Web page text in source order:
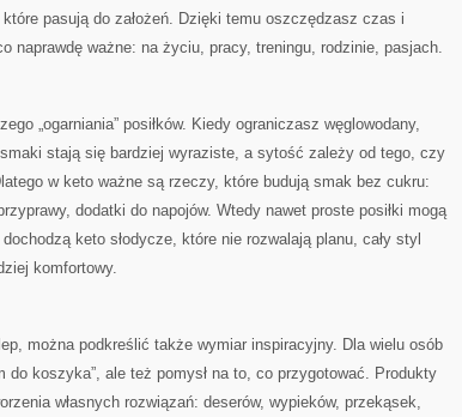
pasują do założeń. Dzięki temu oszczędzasz czas i
naprawdę ważne: na życiu, pracy, treningu, rodzinie, pasjach.
„ogarniania” posiłków. Kiedy ograniczasz węglowodany,
stają się bardziej wyraziste, a sytość zależy od tego, czy
w keto ważne są rzeczy, które budują smak bez cukru:
dodatki do napojów. Wtedy nawet proste posiłki mogą
keto słodycze, które nie rozwalają planu, cały styl
komfortowy.
można podkreślić także wymiar inspiracyjny. Dla wielu osób
do koszyka”, ale też pomysł na to, co przygotować. Produkty
własnych rozwiązań: deserów, wypieków, przekąsek,